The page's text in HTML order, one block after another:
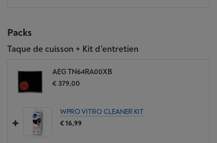
Optimisez votre temps, grâce
à une utilisation efficace de
l'énergie
de cette taque de cuisson. Elle chauffe votre table
de cuisson très rapidement, pour que vous puissiez
Packs
Taque de cuisson + Kit d'entretien
AEG TN64RA00XB
€ 379,00
WPRO VITRO CLEANER KIT
€ 16,99